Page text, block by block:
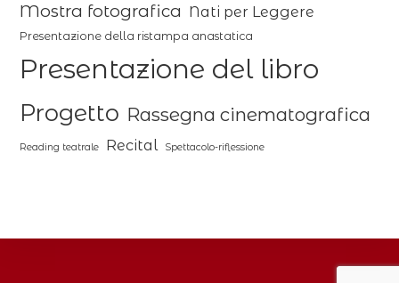
Mostra fotografica Nati per Leggere
Presentazione della ristampa anastatica
Presentazione del libro
Progetto Rassegna cinematografica
Reading teatrale Recital Spettacolo-riflessione